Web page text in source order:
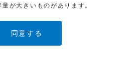
的での閲覧またはダウンロード
ることはできません。
、データ提供が可能な取扱説明書
が大きいものがあります。